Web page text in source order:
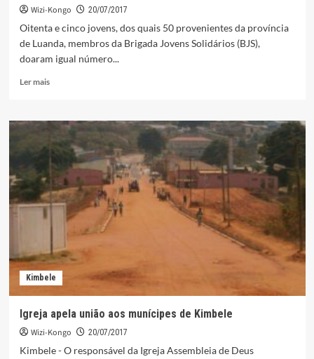
Wizi-Kongo 20/07/2017
Oitenta e cinco jovens, dos quais 50 provenientes da província
de Luanda, membros da Brigada Jovens Solidários (BJS),
doaram igual número...
Ler maisLeia
Reservas
sangue
reforçadas
no
Uíge
Kimbele
Igreja apela união aos munícipes de Kimbele
Wizi-Kongo 20/07/2017
Kimbele - O responsável da Igreja Assembleia de Deus